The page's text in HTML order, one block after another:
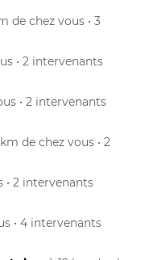
de chez vous • 3
• 2 intervenants
• 2 intervenants
km de chez vous • 2
• 2 intervenants
• 4 intervenants